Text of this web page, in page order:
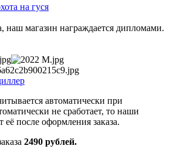
на гуся
наш магазин награждается дипломами.
автоматически при
не сработает, то наши
её после оформления заказа.
2490 рублей.